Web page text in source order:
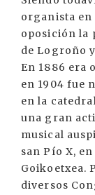
organista en
oposición la
de Logroño
En 1886 era
en 1904 fue
en la
una gran
musical
san Pío X,
Goikoetxea.
diversos